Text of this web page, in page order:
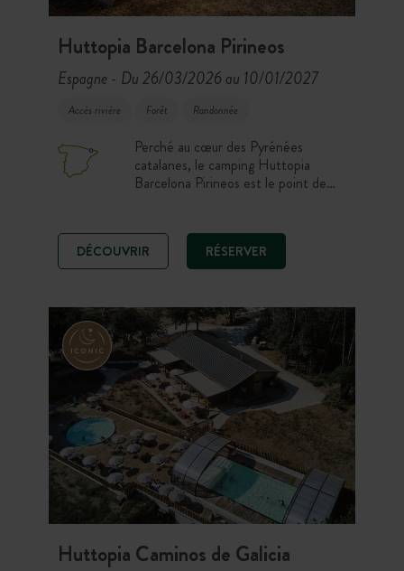
Huttopia Barcelona Pirineos
Espagne - Du 26/03/2026 au 10/01/2027
Accès rivière Forêt Randonnée
Perché au cœur des Pyrénées
catalanes, le camping Huttopia
Barcelona Pirineos est le point de
1h30 de Barcelone, découvrez des
paysages entre montagnes, forêts et
villages pittoresques, où chaque
DÉCOUVRIR RÉSERVER
Huttopia Caminos de Galicia